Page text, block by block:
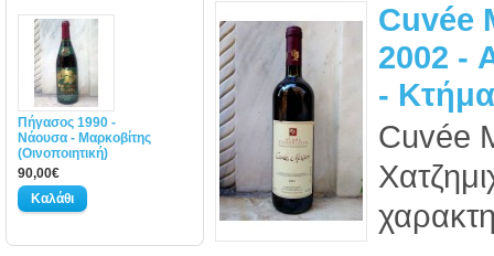
Πήγασος 1990 -
Νάουσα - Μαρκοβίτης
(Οινοποιητική)
90,00€
Cuvée
2002 -
-
Cuvée